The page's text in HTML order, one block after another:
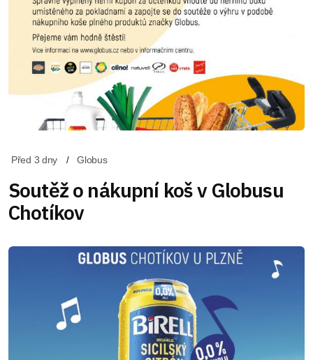
Před 3 dny Globus
Soutěž o nákupní koš v Globusu
Chotíkov